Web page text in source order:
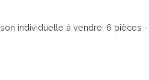
individuelle à vendre, 6 pièces